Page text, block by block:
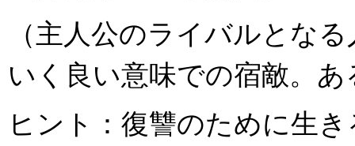
（主人公のライバルとな
いく良い意味での宿敵。
ヒント：復讐のために生